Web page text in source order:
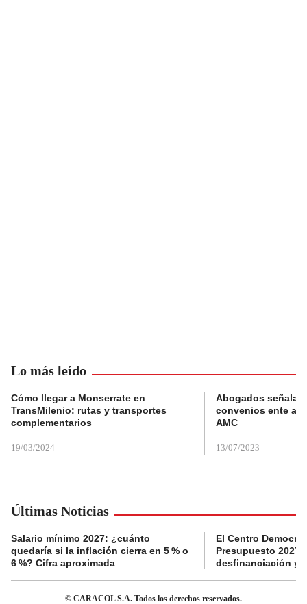
Lo más leído
Cómo llegar a Monserrate en
TransMilenio: rutas y transportes
complementarios
19/03/2024
Abogados
convenios ente
AMC
13/07/2023
Últimas Noticias
Salario mínimo 2027: ¿cuánto
quedaría si la inflación cierra en 5 % o
6 %? Cifra aproximada
El Centro
Presupuesto 2027
desfinanciación y
© CARACOL S.A. Todos los derechos reservados.